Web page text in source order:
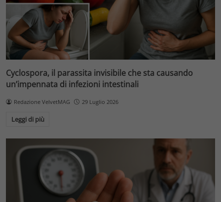
Cyclospora, il parassita invisibile che sta causando
un’impennata di infezioni intestinali
Redazione VelvetMAG 29 Luglio 2026
Leggi di più